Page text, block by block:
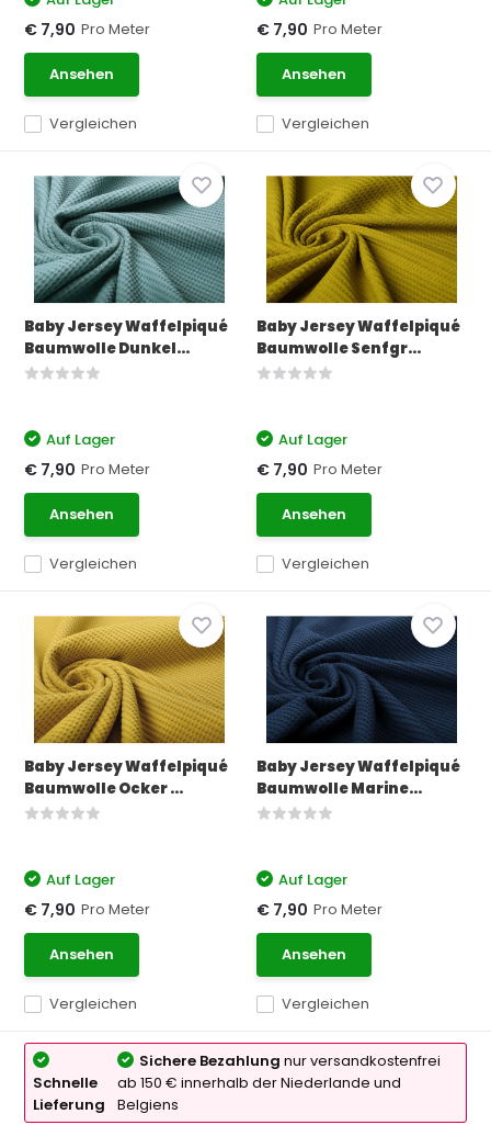
Vergleichen
€ 7,90 Pro Meter
Ansehen
Vergleichen
€ 7,90 Pro Meter
Ansehen
Baby Jersey Waffelpiqué
Baumwolle Dunkel...
Vergleichen
Auf Lager
€ 7,90 Pro Meter
Ansehen
Baby Jersey Waffelpiqué
Baumwolle Senfgr...
Vergleichen
Auf Lager
€ 7,90 Pro Meter
Ansehen
Baby Jersey Waffelpiqué
Baumwolle Ocker ...
Vergleichen
Auf Lager
€ 7,90 Pro Meter
Ansehen
Baby Jersey Waffelpiqué
Baumwolle Marine...
Vergleichen
Auf Lager
€ 7,90 Pro Meter
Ansehen
Schnelle
Lieferung
Sichere Bezahlung nur versandkostenfrei
ab 150 € innerhalb der Niederlande und
Belgiens